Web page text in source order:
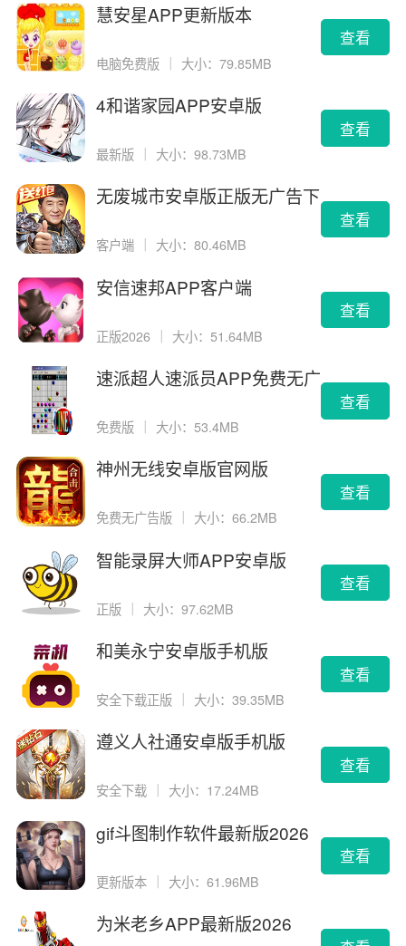
慧安星APP更新版本
电脑免费版 ｜ 大小：79.85MB
查看
4和谐家园APP安卓版
最新版 大小：98.73MB
查看
无废城市安卓版正版无广告下
客户端 大小：80.46MB
查看
安信速邦APP客户端
正版2026 ｜ 大小：51.64MB
查看
速派超人速派员APP免费无广
免费版 大小：53.4MB
查看
神州无线安卓版官网版
免费无广告版 大小：66.2MB
查看
智能录屏大师APP安卓版
正版 ｜ 大小：97.62MB
查看
和美永宁安卓版手机版
安全下载正版 大小：39.35MB
查看
遵义人社通安卓版手机版
安全下载 大小：17.24MB
查看
gif斗图制作软件最新版2026
更新版本 ｜ 大小：61.96MB
查看
为米老乡APP最新版2026